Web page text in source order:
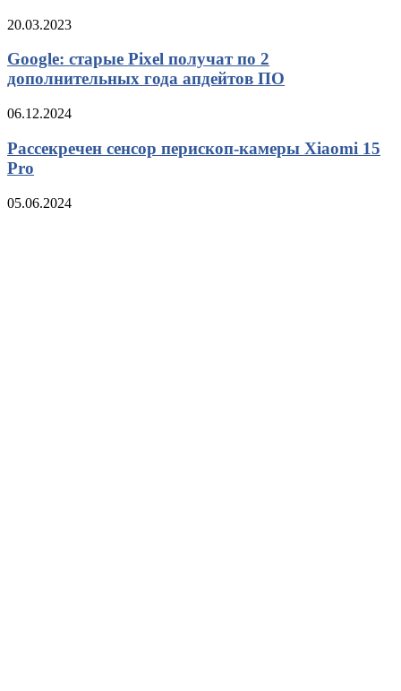
20.03.2023
Google: старые Pixel получат по 2
дополнительных года апдейтов ПО
06.12.2024
Рассекречен сенсор перископ-камеры Xiaomi 15
Pro
05.06.2024